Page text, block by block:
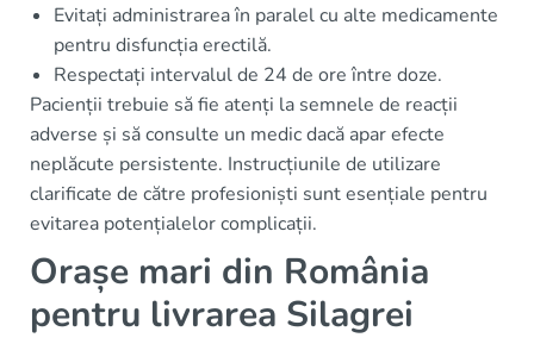
Evitați administrarea în paralel cu alte medicamente
pentru disfuncția erectilă.
Respectați intervalul de 24 de ore între doze.
Pacienții trebuie să fie atenți la semnele de reacții
adverse și să consulte un medic dacă apar efecte
neplăcute persistente. Instrucțiunile de utilizare
clarificate de către profesioniști sunt esențiale pentru
evitarea potențialelor complicații.
Orașe mari din România
pentru livrarea Silagrei